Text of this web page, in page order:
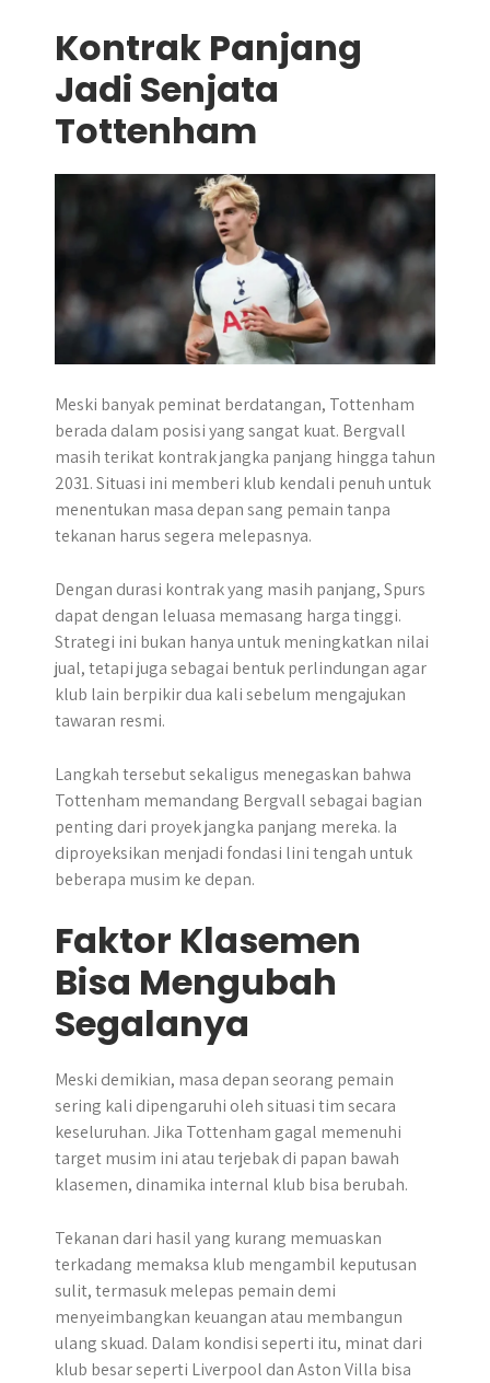
Kontrak Panjang
Jadi Senjata
Tottenham
Meski banyak peminat berdatangan, Tottenham
berada dalam posisi yang sangat kuat. Bergvall
masih terikat kontrak jangka panjang hingga tahun
2031. Situasi ini memberi klub kendali penuh untuk
menentukan masa depan sang pemain tanpa
tekanan harus segera melepasnya.
Dengan durasi kontrak yang masih panjang, Spurs
dapat dengan leluasa memasang harga tinggi.
Strategi ini bukan hanya untuk meningkatkan nilai
jual, tetapi juga sebagai bentuk perlindungan agar
klub lain berpikir dua kali sebelum mengajukan
tawaran resmi.
Langkah tersebut sekaligus menegaskan bahwa
Tottenham memandang Bergvall sebagai bagian
penting dari proyek jangka panjang mereka. Ia
diproyeksikan menjadi fondasi lini tengah untuk
beberapa musim ke depan.
Faktor Klasemen
Bisa Mengubah
Segalanya
Meski demikian, masa depan seorang pemain
sering kali dipengaruhi oleh situasi tim secara
keseluruhan. Jika Tottenham gagal memenuhi
target musim ini atau terjebak di papan bawah
klasemen, dinamika internal klub bisa berubah.
Tekanan dari hasil yang kurang memuaskan
terkadang memaksa klub mengambil keputusan
sulit, termasuk melepas pemain demi
menyeimbangkan keuangan atau membangun
ulang skuad. Dalam kondisi seperti itu, minat dari
klub besar seperti Liverpool dan Aston Villa bisa